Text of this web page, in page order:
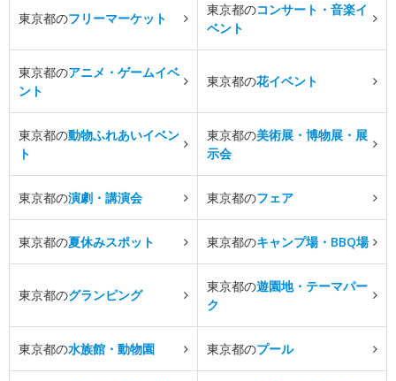
東京都のフリーマーケット
東京都のコンサート・音楽イ
ベント
東京都のアニメ・ゲームイベ
ント
東京都の花イベント
東京都の動物ふれあいイベン
ト
東京都の美術展・博物展・展
示会
東京都の演劇・講演会 東京都のフェア
東京都の夏休みスポット 東京都のキャンプ場・BBQ場
東京都のグランピング
東京都の遊園地・テーマパー
ク
東京都の水族館・動物園 東京都のプール